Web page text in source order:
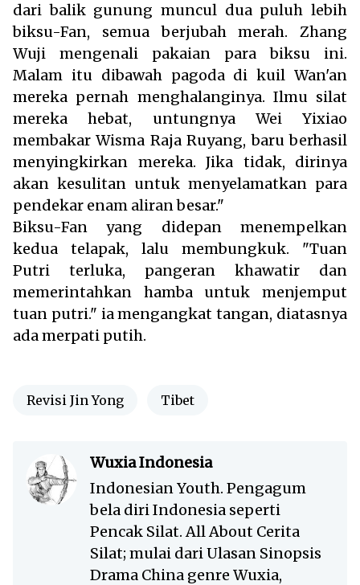
dari balik gunung muncul dua puluh lebih
biksu-Fan, semua berjubah merah. Zhang
Wuji mengenali pakaian para biksu ini.
Malam itu dibawah pagoda di kuil Wan'an
mereka pernah menghalanginya. Ilmu silat
mereka hebat, untungnya Wei Yixiao
membakar Wisma Raja Ruyang, baru berhasil
menyingkirkan mereka. Jika tidak, dirinya
akan kesulitan untuk menyelamatkan para
pendekar enam aliran besar."
Biksu-Fan yang didepan menempelkan
kedua telapak, lalu membungkuk. "Tuan
Putri terluka, pangeran khawatir dan
memerintahkan hamba untuk menjemput
tuan putri." ia mengangkat tangan, diatasnya
ada merpati putih.
Revisi Jin Yong Tibet
Wuxia Indonesia
Indonesian Youth. Pengagum
bela diri Indonesia seperti
Pencak Silat. All About Cerita
Silat; mulai dari Ulasan Sinopsis
Drama China genre Wuxia,